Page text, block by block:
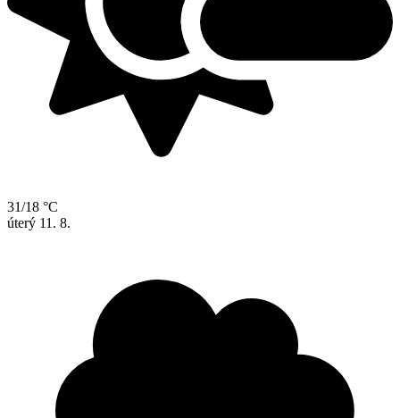
31/18 °C
úterý 11. 8.